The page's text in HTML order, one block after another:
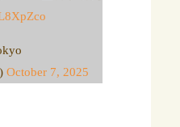
October 7, 2025